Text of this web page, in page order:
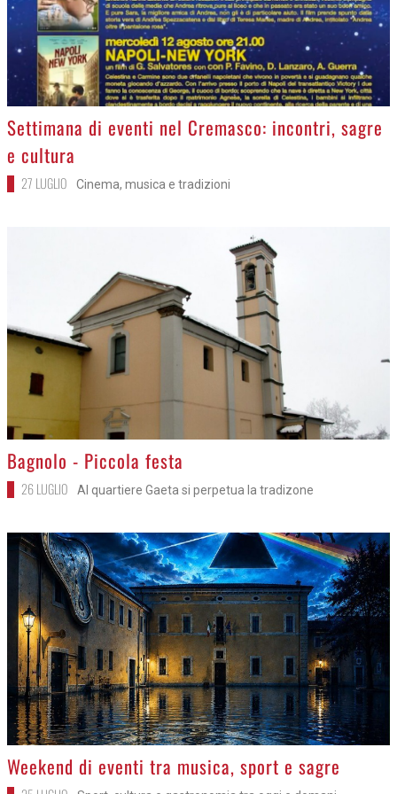
>
Settimana di eventi nel Cremasco: incontri, sagre
e cultura
27 LUGLIO Cinema, musica e tradizioni
>
Bagnolo - Piccola festa
26 LUGLIO Al quartiere Gaeta si perpetua la tradizone
>
Weekend di eventi tra musica, sport e sagre